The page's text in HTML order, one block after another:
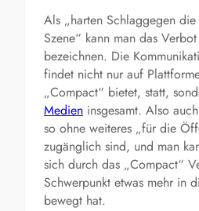
Als „harten Schlaggegen die
Szene“ kann man das
bezeichnen. Die
findet nicht nur auf
„Compact“ bietet, statt,
Medien insgesamt. Also
so ohne weiteres „für die
zugänglich sind, und man
sich durch das „Compact“
Schwerpunkt etwas mehr in
bewegt hat.